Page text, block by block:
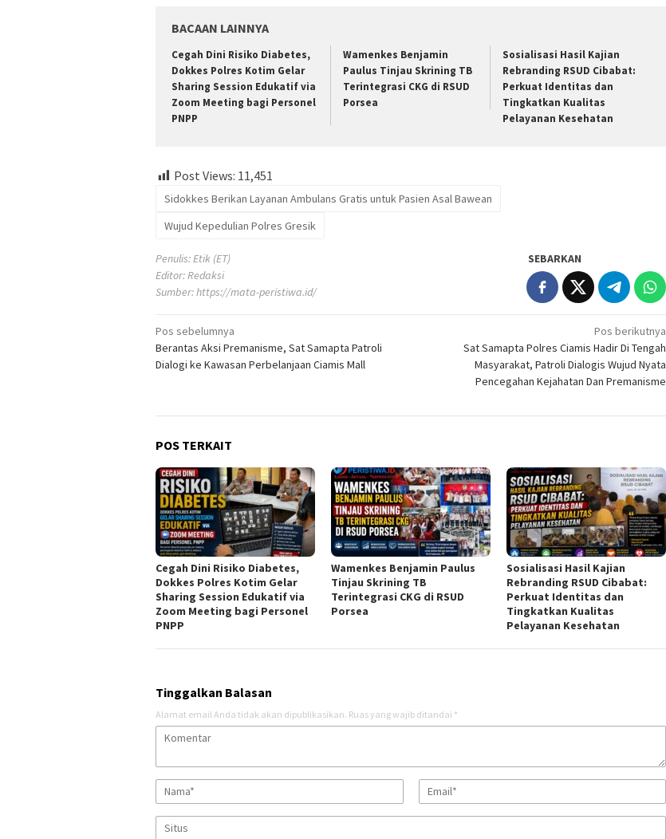
BACAAN LAINNYA
Cegah Dini Risiko Diabetes,
Dokkes Polres Kotim Gelar
Sharing Session Edukatif via
Zoom Meeting bagi Personel
PNPP
Wamenkes Benjamin
Paulus Tinjau Skrining TB
Terintegrasi CKG di RSUD
Porsea
Sosialisasi Hasil Kajian
Rebranding RSUD Cibabat:
Perkuat Identitas dan
Tingkatkan Kualitas
Pelayanan Kesehatan
Post Views: 11,451
Sidokkes Berikan Layanan Ambulans Gratis untuk Pasien Asal Bawean
Wujud Kepedulian Polres Gresik
Penulis: Etik (ET)
Editor: Redaksi
Sumber:https://mata-peristiwa.id/
SEBARKAN
Navigasi
pos
Pos sebelumnya
Berantas Aksi Premanisme, Sat Samapta Patroli
Dialogi ke Kawasan Perbelanjaan Ciamis Mall
Pos berikutnya
Sat Samapta Polres Ciamis Hadir Di Tengah
Masyarakat, Patroli Dialogis Wujud Nyata
Pencegahan Kejahatan Dan Premanisme
POS TERKAIT
Cegah Dini Risiko Diabetes,
Dokkes Polres Kotim Gelar
Sharing Session Edukatif via
Zoom Meeting bagi Personel
PNPP
Wamenkes Benjamin Paulus
Tinjau Skrining TB
Terintegrasi CKG di RSUD
Porsea
Sosialisasi Hasil Kajian
Rebranding RSUD Cibabat:
Perkuat Identitas dan
Tingkatkan Kualitas
Pelayanan Kesehatan
Tinggalkan Balasan
Alamat email Anda tidak akan dipublikasikan. Ruas yang wajib ditandai *